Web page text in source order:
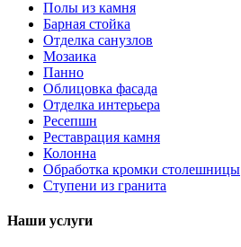
Полы из камня
Барная стойка
Отделка санузлов
Мозаика
Панно
Облицовка фасада
Отделка интерьера
Ресепшн
Реставрация камня
Колонна
Обработка кромки столешницы
Ступени из гранита
Наши услуги